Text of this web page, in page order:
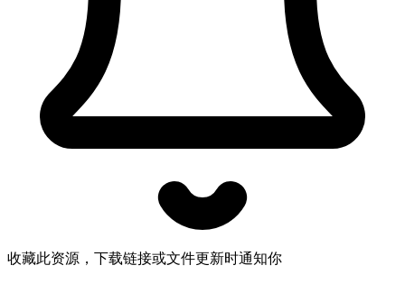
收藏此资源，下载链接或文件更新时通知你